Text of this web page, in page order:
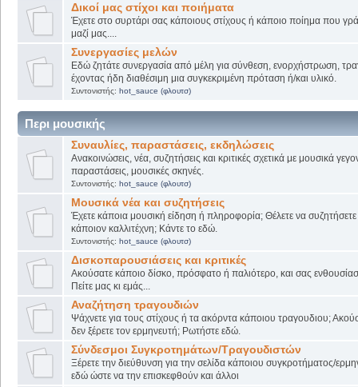
Δικοί μας στίχοι και ποιήματα
Έχετε στο συρτάρι σας κάποιους στίχους ή κάποιο ποίημα που
μαζί μας....
Συνεργασίες μελών
Εδώ ζητάτε συνεργασία από μέλη για σύνθεση, ενορχήστρωση,
έχοντας ήδη διαθέσιμη μια συγκεκριμένη πρόταση ή/και υλικό.
Συντονιστής: hot_sauce (φλουτσ)
Περι μουσικής
Συναυλίες, παραστάσεις, εκδηλώσεις
Ανακοινώσεις, νέα, συζητήσεις και κριτικές σχετικά με μουσικά
παραστάσεις, μουσικές σκηνές.
Συντονιστής: hot_sauce (φλουτσ)
Μουσικά νέα και συζητήσεις
Έχετε κάποια μουσική είδηση ή πληροφορία; Θέλετε να
κάποιον καλλιτέχνη; Κάντε το εδώ.
Συντονιστής: hot_sauce (φλουτσ)
Δισκοπαρουσιάσεις και κριτικές
Ακούσατε κάποιο δίσκο, πρόσφατο ή παλιότερο, και σας
Πείτε μας κι εμάς...
Αναζήτηση τραγουδιών
Ψάχνετε για τους στίχους ή τα ακόρντα κάποιου τραγουδιου;
δεν ξέρετε τον ερμηνευτή; Ρωτήστε εδώ.
Σύνδεσμοι Συγκροτημάτων/Τραγουδιστών
Ξέρετε την διεύθυνση για την σελίδα κάποιου συγκροτήματος/
εδώ ώστε να την επισκεφθούν και άλλοι